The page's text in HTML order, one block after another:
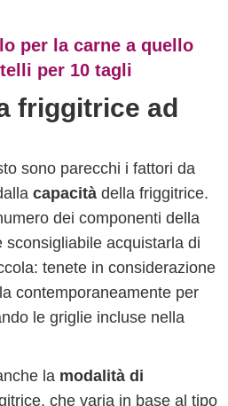
per la carne a quello
per 10 tagli
friggitrice ad
sono parecchi i fattori da
capacità della friggitrice.
dei componenti della
acquistarla di
tenete in considerazione
contemporaneamente per
le griglie incluse nella
la modalità di
che varia in base al tipo